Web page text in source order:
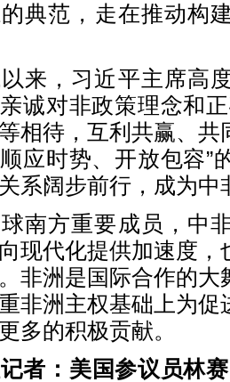
典范，走在推动构
来，习近平主席高
诚对非政策理念和
相待，互利共赢、共
应时势、开放包容”
系阔步前行，成为中
南方重要成员，中
现代化提供加速度
非洲是国际合作的大
非洲主权基础上为促
多的积极贡献。
者：美国参议员林